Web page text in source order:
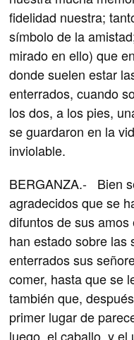
fidelidad nuestra;
símbolo de la
mirado en ello) que
donde suelen estar
enterrados, cuando
los dos, a los pies,
se guardaron en la
inviolable.
BERGANZA.- Bien
agradecidos que se
difuntos de sus
han estado sobre las
enterrados sus
comer, hasta que se
también que,
primer lugar de
luego, el caballo, y el